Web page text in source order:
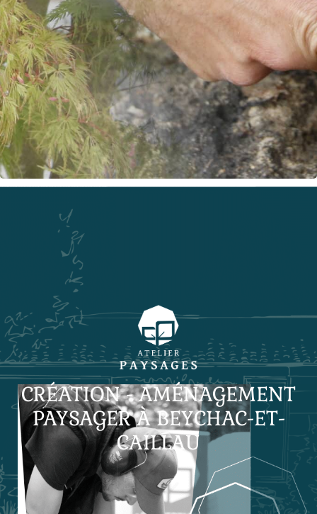
CRÉATION - AMÉNAGEMENT
PAYSAGER À BEYCHAC-ET-
CAILLAU